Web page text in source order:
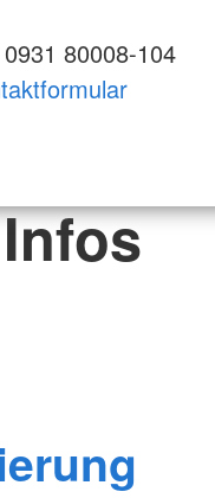
80008-104